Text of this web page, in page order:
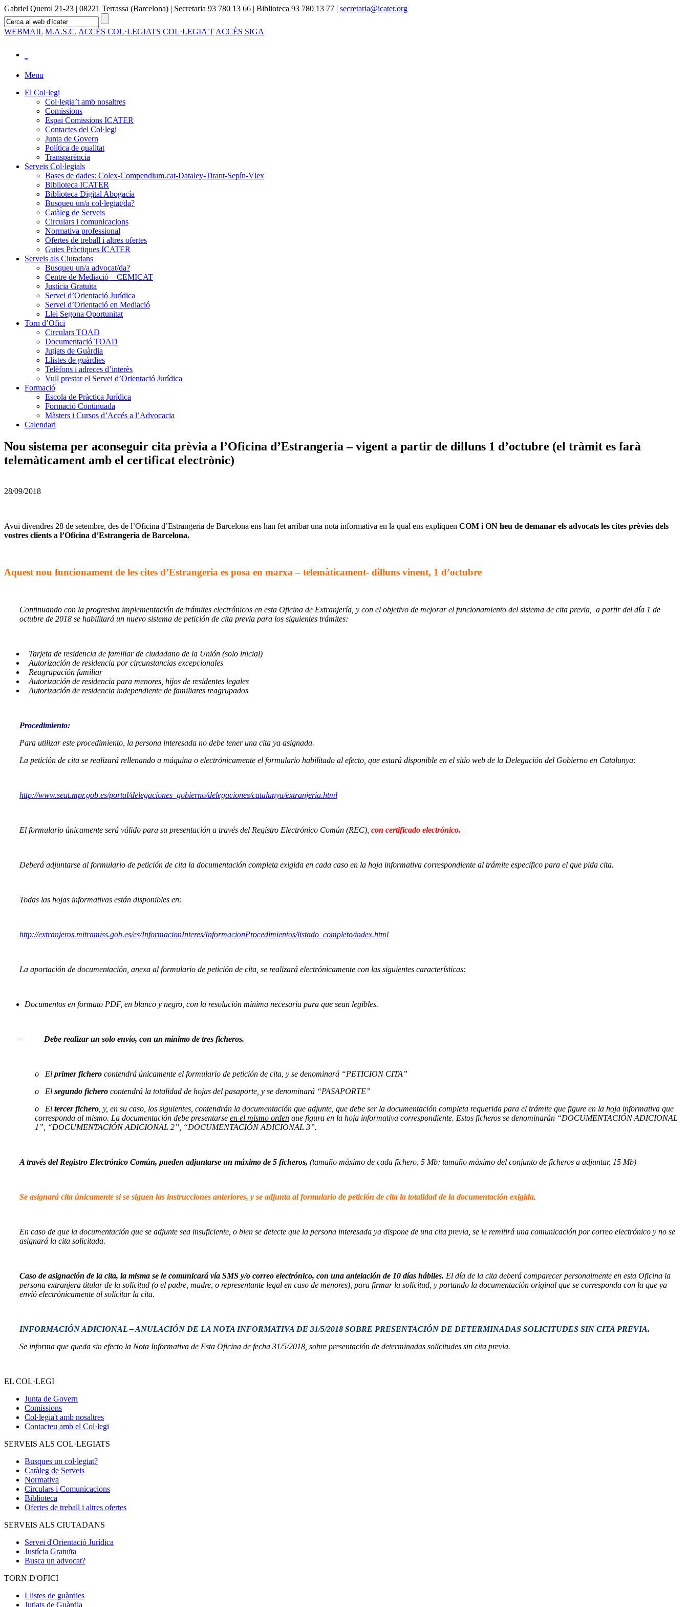
Gabriel Querol 21-23 | 08221 Terrassa (Barcelona) | Secretaria 93 780 13 66 | Biblioteca 93 780 13 77 | secretaria@icater.org
WEBMAIL M.A.S.C. ACCÉS COL·LEGIATS COL·LEGIA'T ACCÉS SIGA
Menu
El Col·legi
Col·legia’t amb nosaltres
Comissions
Espai Comissions ICATER
Contactes del Col·legi
Junta de Govern
Política de qualitat
Transparència
Serveis Col·legials
Bases de dades: Colex-Compendium.cat-Dataley-Tirant-Sepín-Vlex
Biblioteca ICATER
Biblioteca Digital Abogacía
Busqueu un/a col·legiat/da?
Catàleg de Serveis
Circulars i comunicacions
Normativa professional
Ofertes de treball i altres ofertes
Guies Pràctiques ICATER
Serveis als Ciutadans
Busqueu un/a advocat/da?
Centre de Mediació – CEMICAT
Justícia Gratuïta
Servei d’Orientació Jurídica
Servei d’Orientació en Mediació
Llei Segona Oportunitat
Torn d’Ofici
Circulars TOAD
Documentació TOAD
Jutjats de Guàrdia
Llistes de guàrdies
Telèfons i adreces d’interès
Vull prestar el Servei d’Orientació Jurídica
Formació
Escola de Pràctica Jurídica
Formació Continuada
Màsters i Cursos d’Accés a l’Advocacia
Calendari
Nou sistema per aconseguir cita prèvia a l’Oficina d’Estrangeria – vigent a partir de dilluns 1 d’octubre (el tràmit es farà
telemàticament amb el certificat electrònic)
28/09/2018
Avui divendres 28 de setembre, des de l’Oficina d’Estrangeria de Barcelona ens han fet arribar una nota informativa en la qual ens expliquen COM i ON heu de demanar els advocats les cites prèvies dels
vostres clients a l’Oficina d’Estrangeria de Barcelona.
Aquest nou funcionament de les cites d’Estrangeria es posa en marxa – telemàticament- dilluns vinent, 1 d’octubre
Continuando con la progresiva implementación de trámites electrónicos en esta Oficina de Extranjería, y con el objetivo de mejorar el funcionamiento del sistema de cita previa, a partir del día 1 de
octubre de 2018 se habilitará un nuevo sistema de petición de cita previa para los siguientes trámites:
Tarjeta de residencia de familiar de ciudadano de la Unión (solo inicial)
Autorización de residencia por circunstancias excepcionales
Reagrupación familiar
Autorización de residencia para menores, hijos de residentes legales
Autorización de residencia independiente de familiares reagrupados
Procedimiento:
Para utilizar este procedimiento, la persona interesada no debe tener una cita ya asignada.
La petición de cita se realizará rellenando a máquina o electrónicamente el formulario habilitado al efecto, que estará disponible en el sitio web de la Delegación del Gobierno en Catalunya:
http://www.seat.mpr.gob.es/portal/delegaciones_gobierno/delegaciones/catalunya/extranjeria.html
El formulario únicamente será válido para su presentación a través del Registro Electrónico Común (REC), con certificado electrónico.
Deberá adjuntarse al formulario de petición de cita la documentación completa exigida en cada caso en la hoja informativa correspondiente al trámite específico para el que pida cita.
Todas las hojas informativas están disponibles en:
http://extranjeros.mitramiss.gob.es/es/InformacionInteres/InformacionProcedimientos/listado_completo/index.html
La aportación de documentación, anexa al formulario de petición de cita, se realizará electrónicamente con las siguientes características:
Documentos en formato PDF, en blanco y negro, con la resolución mínima necesaria para que sean legibles.
–
Debe realizar un solo envío, con un mínimo de tres ficheros.
o El primer fichero contendrá únicamente el formulario de petición de cita, y se denominará “PETICION CITA”
o El segundo fichero contendrá la totalidad de hojas del pasaporte, y se denominará “PASAPORTE”
o El tercer fichero , y, en su caso, los siguientes, contendrán la documentación que adjunte, que debe ser la documentación completa requerida para el trámite que figure en la hoja informativa que
corresponda al mismo. La documentación debe presentarse en el mismo orden que figura en la hoja informativa correspondiente. Estos ficheros se denominarán “DOCUMENTACIÓN ADICIONAL
1”, “DOCUMENTACIÓN ADICIONAL 2”, “DOCUMENTACIÓN ADICIONAL 3”.
A través del Registro Electrónico Común, pueden adjuntarse un máximo de 5 ficheros, (tamaño máximo de cada fichero, 5 Mb; tamaño máximo del conjunto de ficheros a adjuntar, 15 Mb)
Se asignará cita únicamente si se siguen las instrucciones anteriores, y se adjunta al formulario de petición de cita la totalidad de la documentación exigida.
En caso de que la documentación que se adjunte sea insuficiente, o bien se detecte que la persona interesada ya dispone de una cita previa, se le remitirá una comunicación por correo electrónico y no se
asignará la cita solicitada.
Caso de asignación de la cita, la misma se le comunicará vía SMS y/o correo electrónico, con una antelación de 10 días hábiles. El día de la cita deberá comparecer personalmente en esta Oficina la
persona extranjera titular de la solicitud (o el padre, madre, o representante legal en caso de menores), para firmar la solicitud, y portando la documentación original que se corresponda con la que ya
envió electrónicamente al solicitar la cita.
INFORMACIÓN ADICIONAL – ANULACIÓN DE LA NOTA INFORMATIVA DE 31/5/2018 SOBRE PRESENTACIÓN DE DETERMINADAS SOLICITUDES SIN CITA PREVIA.
Se informa que queda sin efecto la Nota Informativa de Esta Oficina de fecha 31/5/2018, sobre presentación de determinadas solicitudes sin cita previa.
EL COL·LEGI
Junta de Govern
Comissions
Col·legia't amb nosaltres
Contacteu amb el Col·legi
SERVEIS ALS COL·LEGIATS
Busques un col·legiat?
Catàleg de Serveis
Normativa
Circulars i Comunicacions
Biblioteca
Ofertes de treball i altres ofertes
SERVEIS ALS CIUTADANS
Servei d'Orientació Jurídica
Justícia Gratuïta
Busca un advocat?
TORN D'OFICI
Llistes de guàrdies
Jutjats de Guàrdia